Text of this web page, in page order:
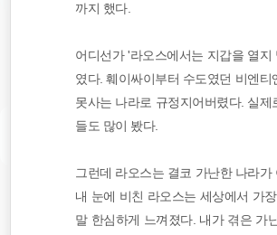
까지 했다.
어디선가 '라오스에서는 지갑을 열
였다. 훼이싸이부터 수도였던 비엔
못사는 나라로 규정지어버렸다. 실
들도 많이 봤다.
그런데 라오스는 결코 가난한 나라
내 눈에 비친 라오스는 세상에서 가
말 한심하게 느껴졌다. 내가 겪은 가